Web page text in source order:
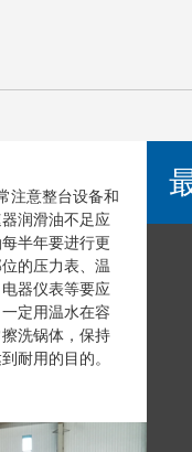
注意整台设备和
润滑油不足应
半年要进行更
的压力表、温
器仪表等要应
定用温水在容
洗锅体，保持
耐用的目的。